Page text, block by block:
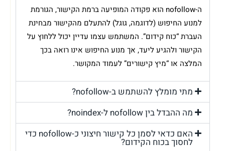
ה-nofollow הוא פקודה המופיעה ברמת הקישור, הגורמת
למנוע החיפוש (לדוגמה, גוגל) להתעלם מהקישור מבחינת
העברת “כוח קידום”. המשתמש עצמו עדיין יכול ללחוץ על
הקישור ולהגיע ליעד, אך מנוע החיפוש אינו רואה בכך
המלצה או “מיץ קישורים” לעמוד המקושר.
מתי מומלץ להשתמש ב-nofollow?
מה ההבדל בין nofollow ל-noindex?
האם כדאי לסמן כל קישור חיצוני כ-nofollow כדי
לחסוך בכוח הקידום?